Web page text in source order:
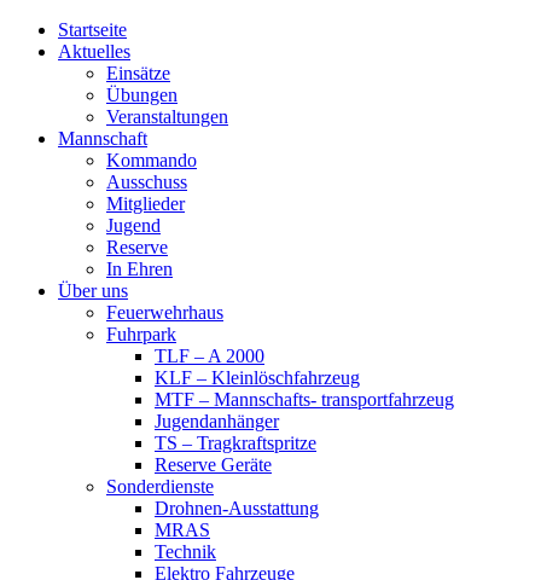
Startseite
Aktuelles
Einsätze
Übungen
Veranstaltungen
Mannschaft
Kommando
Ausschuss
Mitglieder
Jugend
Reserve
In Ehren
Über uns
Feuerwehrhaus
Fuhrpark
TLF – A 2000
KLF – Kleinlöschfahrzeug
MTF – Mannschafts- transportfahrzeug
Jugendanhänger
TS – Tragkraftspritze
Reserve Geräte
Sonderdienste
Drohnen-Ausstattung
MRAS
Technik
Elektro Fahrzeuge